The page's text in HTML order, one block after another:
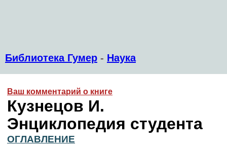
Библиотека Гумер - Наука
Ваш комментарий о книге
Кузнецов И.
Энциклопедия студента
ОГЛАВЛЕНИЕ